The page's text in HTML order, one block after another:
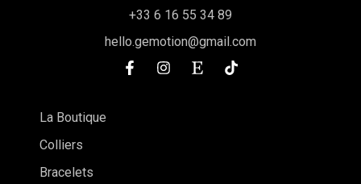
+33 6 16 55 34 89
hello.gemotion@gmail.com
La Boutique
Colliers
Bracelets